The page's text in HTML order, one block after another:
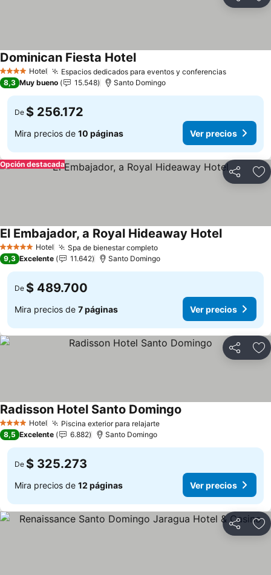
4 EstrellasHotel Espacios dedicados para eventos y conferenciasVer
Dominican Fiesta HotelVer precios
8,3 Muy bueno 15.548 Santo Domingo
De $ 256.172
Mira precios de 10 páginas Ver precios
Compartir
Opción destacada
5 Estrellas Hotel Spa de bienestar completoVer precios
El Embajador, a Royal Hideaway HotelVer
9,3 Excelente 11.642 Santo Domingo
De $ 489.700
Mira precios de 7 páginas Ver precios
Compartir
4 EstrellasHotel Piscina exterior para relajarteVer precios
Radisson Hotel Santo Domingo
8,5 Excelente 6.882 Santo Domingo
De $ 325.273
Mira precios de 12 páginas Ver precios
Compartir